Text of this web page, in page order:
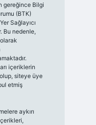
gereğince Bilgi
(BTK)
Sağlayıcı
Bu nedenle,
içeriklerin
siteye üye
etmiş
aykırı